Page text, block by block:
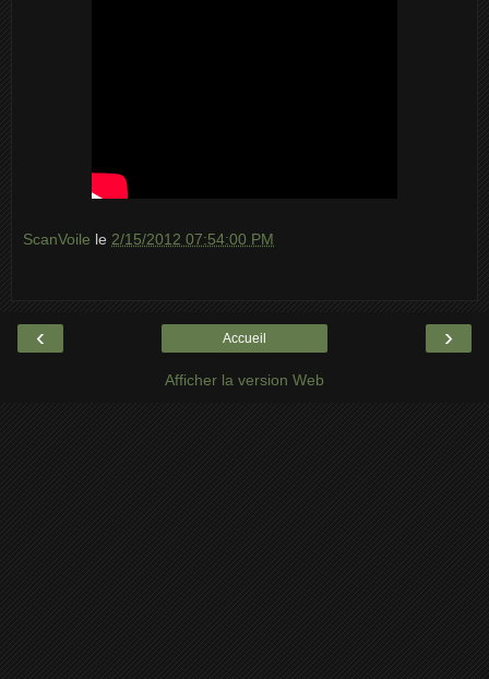
ScanVoile le 2/15/2012 07:54:00 PM
‹ ›
Accueil
Afficher la version Web